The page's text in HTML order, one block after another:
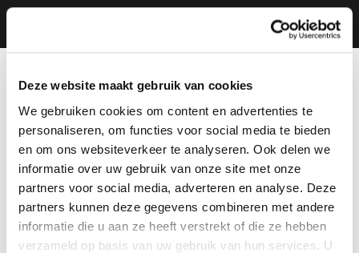
Deze website maakt gebruik van cookies
We gebruiken cookies om content en advertenties te
personaliseren, om functies voor social media te bieden
en om ons websiteverkeer te analyseren. Ook delen we
informatie over uw gebruik van onze site met onze
partners voor social media, adverteren en analyse. Deze
partners kunnen deze gegevens combineren met andere
informatie die u aan ze heeft verstrekt of die ze hebben
verzameld op basis van uw gebruik van hun services. U